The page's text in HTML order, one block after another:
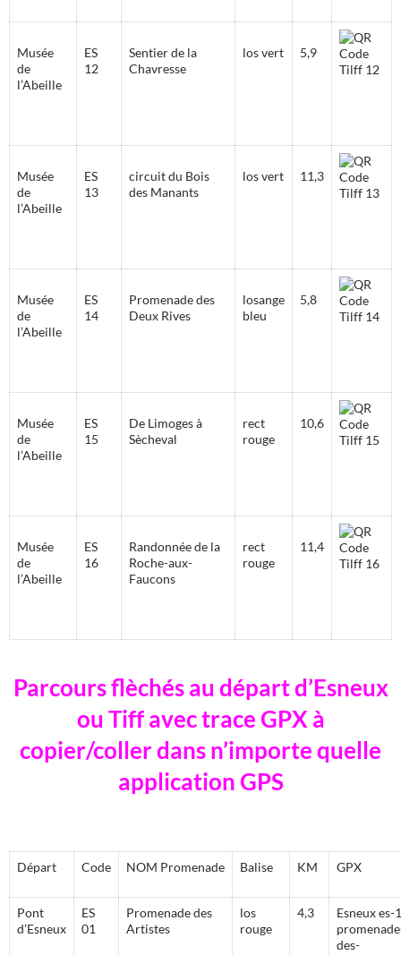
Musée
de
l’Abeille
ES
12
Sentier de la
Chavresse
los vert 5,9
Musée
de
l’Abeille
ES
13
circuit du Bois
des Manants
los vert 11,3
Musée
de
l’Abeille
ES
14
Promenade des
Deux Rives
losange
bleu
5,8
Musée
de
l’Abeille
ES
15
De Limoges à
Sècheval
rect
rouge
10,6
Musée
de
l’Abeille
ES
16
Randonnée de la
Roche-aux-
Faucons
rect
rouge
11,4
Parcours flèchés au départ d’Esneux
ou Tiff avec trace GPX à
copier/coller dans n’importe quelle
application GPS
Départ Code NOM Promenade Balise KM GPX
Pont
d’Esneux
ES
01
Promenade des
Artistes
los
rouge
4,3
Esneux es-
des-